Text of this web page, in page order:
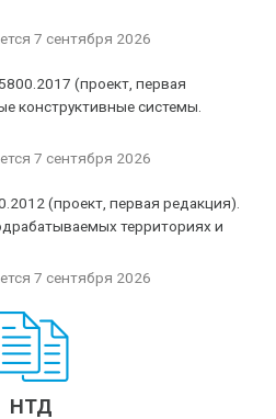
7 сентября 2026
(проект, первая
конструктивные системы.
7 сентября 2026
(проект, первая редакция).
территориях и
7 сентября 2026
НТД